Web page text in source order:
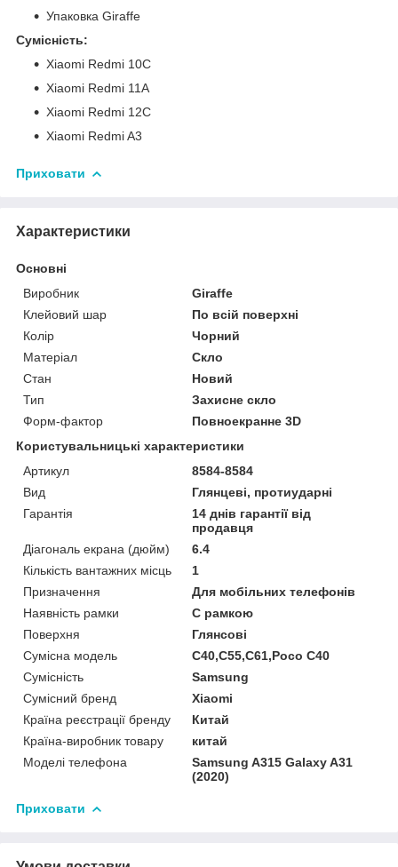
Упаковка Giraffe
Сумісність:
Xiaomi Redmi 10C
Xiaomi Redmi 11A
Xiaomi Redmi 12C
Xiaomi Redmi A3
Приховати
Характеристики
Основні
Виробник
Giraffe
Клейовий шар
По всій поверхні
Колір
Чорний
Матеріал
Скло
Стан
Новий
Тип
Захисне скло
Форм-фактор
Повноекранне 3D
Користувальницькі характеристики
Артикул
8584-8584
Вид
Глянцеві, протиударні
Гарантія
14 днів гарантії від
продавця
Діагональ екрана (дюйм)
6.4
Кількість вантажних місць
1
Призначення
Для мобільних телефонів
Наявність рамки
C рамкою
Поверхня
Глянсові
Сумісна модель
C40,C55,C61,Poco C40
Сумісність
Samsung
Сумісний бренд
Xiaomi
Країна реєстрації бренду
Китай
Країна-виробник товару
китай
Моделі телефона
Samsung A315 Galaxy A31
(2020)
Приховати